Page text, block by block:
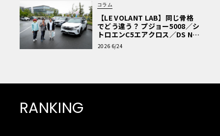
コラム
【LE VOLANT LAB】同じ骨格
でどう違う？ プジョー5008／シ
トロエンC5エアクロス／DS Nº4
読者一気乗りレポート
2026 6/24
RANKING